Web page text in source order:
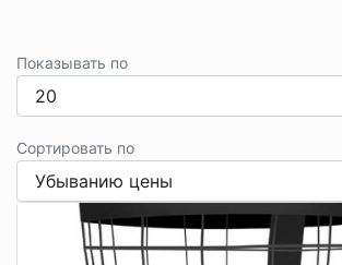
Показывать по
Сортировать по